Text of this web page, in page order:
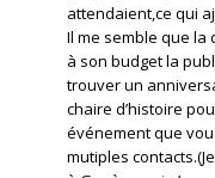
attendaient,ce qui
Il me semble que
à son budget la
trouver un
chaire d’histoire
événement que
mutiples